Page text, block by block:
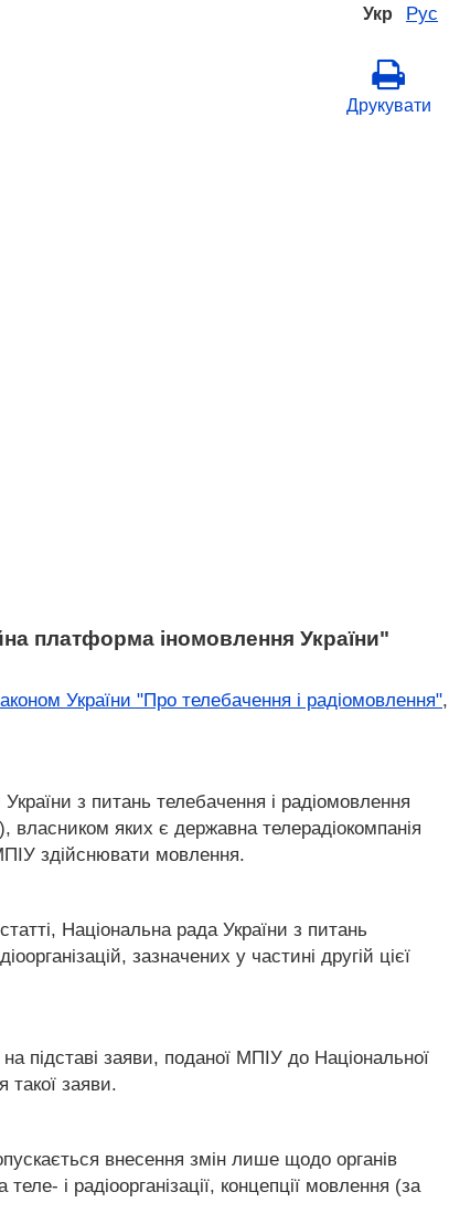
Укр Рус
Друкувати
платформа іномовлення України"
України "Про телебачення і радіомовлення",
з питань телебачення і радіомовлення
яких є державна телерадіокомпанія
здійснювати мовлення.
Національна рада України з питань
зазначених у частині другій цієї
підставі заяви, поданої МПІУ до Національної
такої заяви.
внесення змін лише щодо органів
і радіоорганізації, концепції мовлення (за